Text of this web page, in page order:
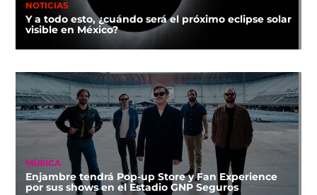
NOTICIAS
Y a todo esto, ¿cuándo será el próximo eclipse solar
visible en México?
MÚSICA
Enjambre tendrá Pop-up Store y Fan Experience
por sus shows en el Estadio GNP Seguros